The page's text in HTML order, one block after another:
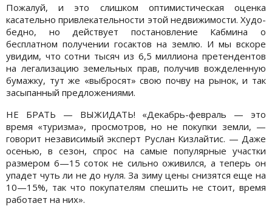
Пожалуй, и это слишком оптимистическая оценка
касательно привлекательности этой недвижимости. Худо-
бедно, но действует постановление Кабмина о
бесплатном получении госактов на землю. И мы вскоре
увидим, что сотни тысяч из 6,5 миллиона претендентов
на легализацию земельных прав, получив вожделенную
бумажку, тут же «выбросят» свою почву на рынок, и так
засыпанный предложениями.
НЕ БРАТЬ — ВЫЖИДАТЬ! «Декабрь-февраль — это
время «туризма», просмотров, но не покупки земли, —
говорит независимый эксперт Руслан Кизлайтис. — Даже
осенью, в сезон, спрос на самые популярные участки
размером 6—15 соток не сильно оживился, а теперь он
упадет чуть ли не до нуля. За зиму цены снизятся еще на
10—15%, так что покупателям спешить не стоит, время
работает на них».